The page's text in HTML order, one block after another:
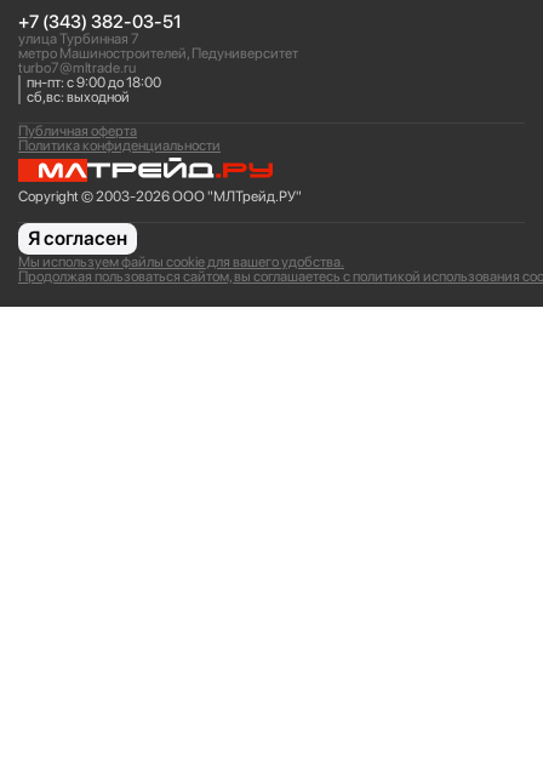
+7 (343) 382-03-51
улица Турбинная 7
метро Машиностроителей, Педуниверситет
turbo7@mltrade.ru
пн-пт: с 9:00 до 18:00
сб,вс: выходной
Copyright © 2003-2026 ООО "МЛТрейд.РУ"
Политика конфиденциальности
Публичная оферта
Мы используем файлы cookie для вашего удобства.
Продолжая пользоваться сайтом, вы соглашаетесь с политикой использования
Я согласен